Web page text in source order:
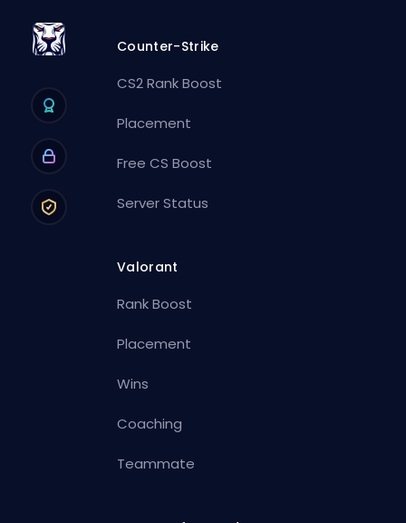
Counter-Strike
CS2 Rank Boost
Placement
Free CS Boost
Server Status
Valorant
Rank Boost
Placement
Wins
Coaching
Teammate